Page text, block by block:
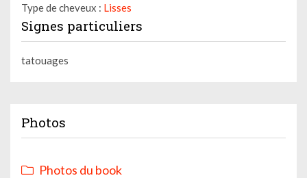
Type de cheveux : Lisses
Signes particuliers
tatouages
Photos
Photos du book